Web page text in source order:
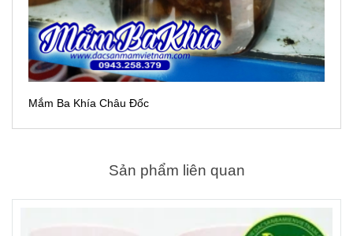
Mắm Ba Khía Châu Đốc
Sản phẩm liên quan